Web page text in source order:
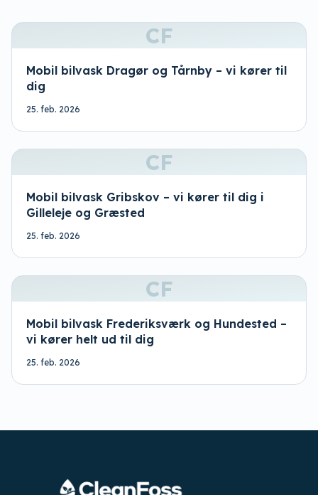
CF
Mobil bilvask Dragør og Tårnby – vi kører til
dig
25. feb. 2026
CF
Mobil bilvask Gribskov – vi kører til dig i
Gilleleje og Græsted
25. feb. 2026
CF
Mobil bilvask Frederiksværk og Hundested –
vi kører helt ud til dig
25. feb. 2026